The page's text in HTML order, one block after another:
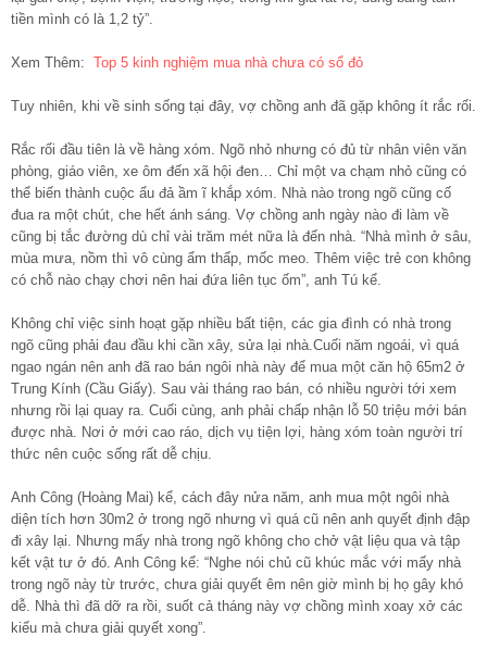
tiền mình có là 1,2 tỷ”.
Xem Thêm: Top 5 kinh nghiệm mua nhà chưa có sổ đỏ
Tuy nhiên, khi về sinh sống tại đây, vợ chồng anh đã gặp không ít rắc rối.
Rắc rối đầu tiên là về hàng xóm. Ngõ nhỏ nhưng có đủ từ nhân viên văn
phòng, giáo viên, xe ôm đến xã hội đen… Chỉ một va chạm nhỏ cũng có
thể biến thành cuộc ẩu đả ầm ĩ khắp xóm. Nhà nào trong ngõ cũng cố
đua ra một chút, che hết ánh sáng. Vợ chồng anh ngày nào đi làm về
cũng bị tắc đường dù chỉ vài trăm mét nữa là đến nhà. “Nhà mình ở sâu,
mùa mưa, nồm thì vô cùng ẩm thấp, mốc meo. Thêm việc trẻ con không
có chỗ nào chạy chơi nên hai đứa liên tục ốm”, anh Tú kể.
Không chỉ việc sinh hoạt gặp nhiều bất tiện, các gia đình có nhà trong
ngõ cũng phải đau đầu khi cần xây, sửa lại nhà.Cuối năm ngoái, vì quá
ngao ngán nên anh đã rao bán ngôi nhà này để mua một căn hộ 65m2 ở
Trung Kính (Cầu Giấy). Sau vài tháng rao bán, có nhiều người tới xem
nhưng rồi lại quay ra. Cuối cùng, anh phải chấp nhận lỗ 50 triệu mới bán
được nhà. Nơi ở mới cao ráo, dịch vụ tiện lợi, hàng xóm toàn người trí
thức nên cuộc sống rất dễ chịu.
Anh Công (Hoàng Mai) kể, cách đây nửa năm, anh mua một ngôi nhà
diện tích hơn 30m2 ở trong ngõ nhưng vì quá cũ nên anh quyết định đập
đi xây lại. Nhưng mấy nhà trong ngõ không cho chở vật liệu qua và tập
kết vật tư ở đó. Anh Công kể: “Nghe nói chủ cũ khúc mắc với mấy nhà
trong ngõ này từ trước, chưa giải quyết êm nên giờ mình bị họ gây khó
dễ. Nhà thì đã dỡ ra rồi, suốt cả tháng này vợ chồng mình xoay xở các
kiểu mà chưa giải quyết xong”.